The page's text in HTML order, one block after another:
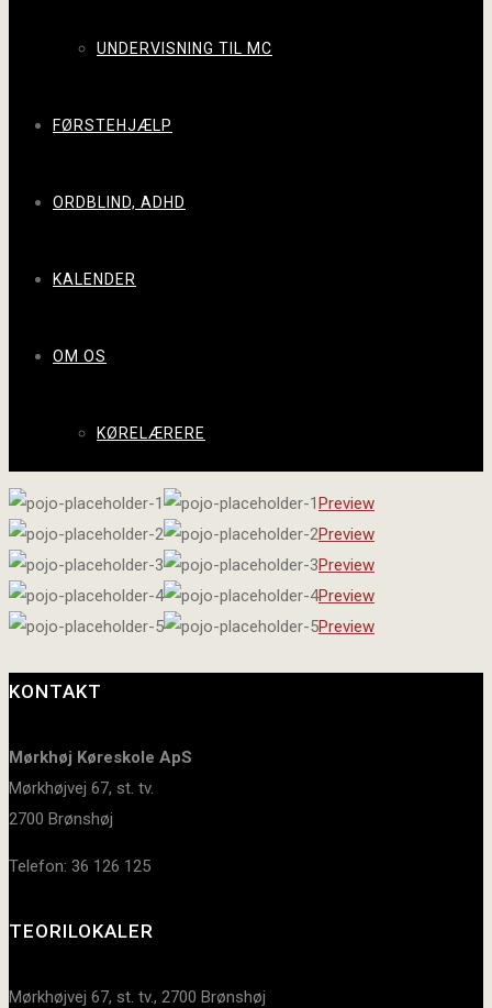
UNDERVISNING TIL MC
FØRSTEHJÆLP
ORDBLIND, ADHD
KALENDER
OM OS
KØRELÆRERE
Preview
Preview
Preview
Preview
Preview
KONTAKT
Mørkhøj Køreskole ApS
Mørkhøjvej 67, st. tv.
2700 Brønshøj
Telefon: 36 126 125
TEORILOKALER
Mørkhøjvej 67, st. tv., 2700 Brønshøj